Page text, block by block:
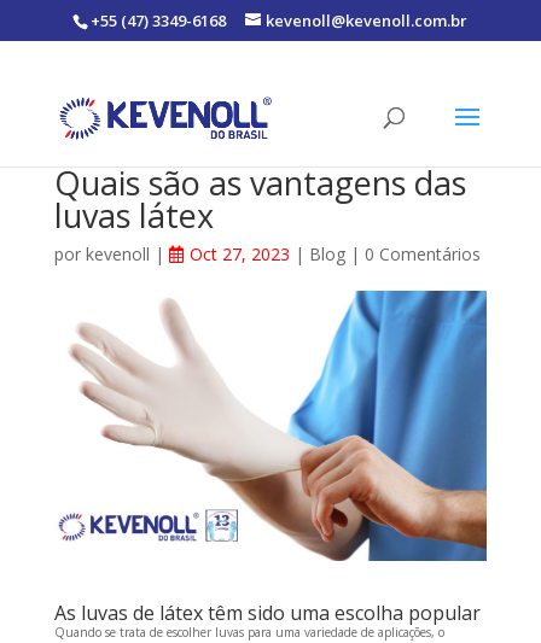
+55 (47) 3349-6168 kevenoll@kevenoll.com.br
Quais são as vantagens das
luvas látex
por kevenoll | Oct 27, 2023 | Blog| 0 Comentários
As luvas de látex têm sido uma escolha popular
Quando se trata de escolher luvas para uma variedade de aplicações, o